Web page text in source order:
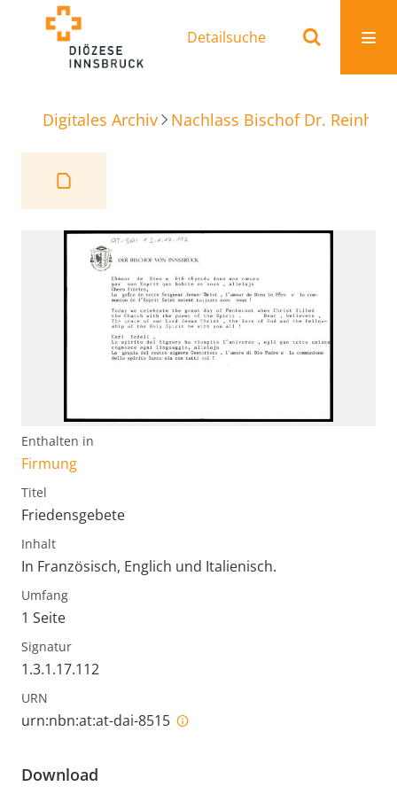
Detailsuche
Digitales Archiv Nachlass Bischof Dr.
Enthalten in
Firmung
Titel
Friedensgebete
Inhalt
In Französisch, Englich und Italienisch.
Umfang
1 Seite
Signatur
1.3.1.17.112
URN
urn:nbn:at:at-dai-8515
Download